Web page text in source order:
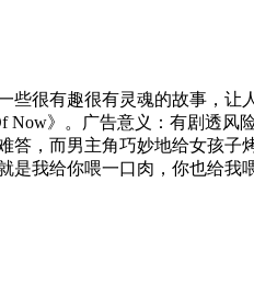
些很有趣很有灵魂的故事，
Now》。广告意义：有剧透
答，而男主角巧妙地给女孩子
是我给你喂一口肉，你也给我